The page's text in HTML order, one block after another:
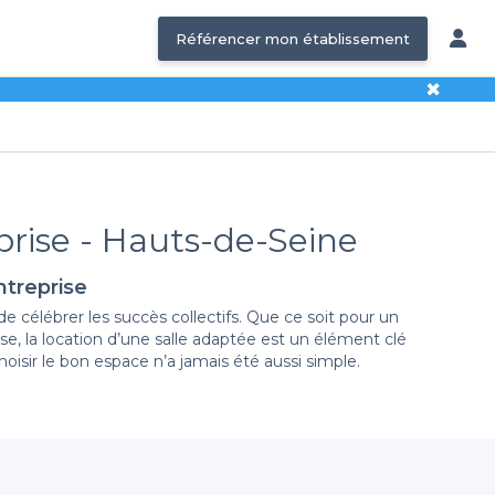
Référencer mon établissement
✖
- Hauts-de-Seine
célébrer les succès collectifs. Que ce soit pour un
la location d’une salle adaptée est un élément clé
le bon espace n’a jamais été aussi simple.
une
de Seine ou un espace plus décontracté près de